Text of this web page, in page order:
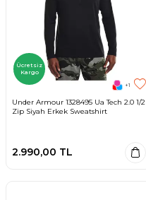
Ücretsiz
Kargo
+1
Under Armour 1328495 Ua Tech 2.0 1/2
Zip Siyah Erkek Sweatshirt
2.990,00 TL